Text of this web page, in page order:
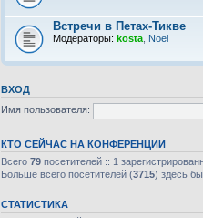
Встречи в Петах-Тикве
Модераторы: kosta Noel
ВХОД
Имя пользователя:
КТО СЕЙЧАС НА КОНФЕРЕНЦИИ
Всего 79 посетителей :: 1
Больше всего посетителей (3715) здесь
СТАТИСТИКА